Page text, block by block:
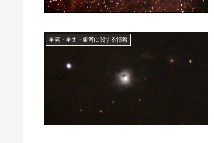
星雲・星団・銀河に関する情報